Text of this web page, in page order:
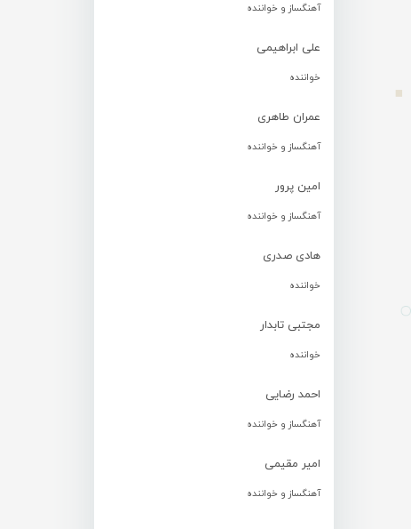
آهنگساز و خواننده
علی ابراهیمی
خواننده
عمران طاهری
آهنگساز و خواننده
امین پرور
آهنگساز و خواننده
هادی صدری
خواننده
مجتبی تابدار
خواننده
احمد رضایی
آهنگساز و خواننده
امیر مقیمی
آهنگساز و خواننده